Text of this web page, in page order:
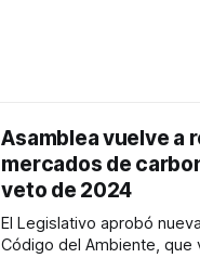
Asamblea vuelve a
mercados de
veto de 2024
El Legislativo aprobó
Código del Ambiente, que